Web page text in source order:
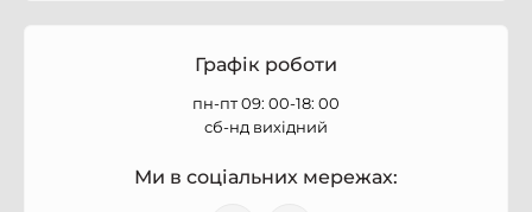
Графік роботи
пн-пт 09: 00-18: 00
сб-нд вихідний
Ми в соціальних мережах: